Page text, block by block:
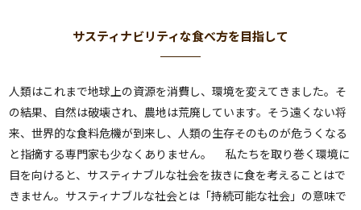
サスティナビリティな食べ方を目指して
人類はこれまで地球上の資源を消費し、環境を変えてきました。そ
の結果、自然は破壊され、農地は荒廃しています。そう遠くない将
来、世界的な食料危機が到来し、人類の生存そのものが危うくなる
と指摘する専門家も少なくありません。 私たちを取り巻く環境に
目を向けると、サスティナブルな社会を抜きに食を考えることはで
きません。サスティナブルな社会とは「持続可能な社会」の意味で